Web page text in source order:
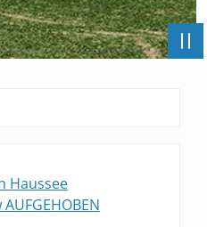
Haussee